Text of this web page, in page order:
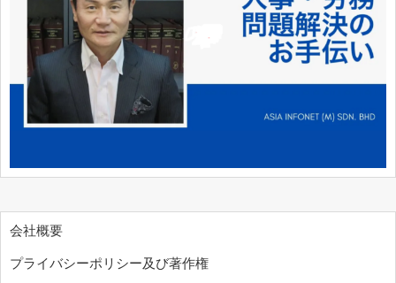
会社概要
プライバシーポリシー及び著作権